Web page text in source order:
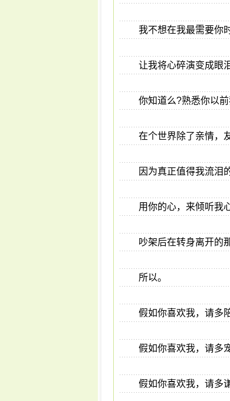
我不想在我最需要你
让我将心碎演变成眼
你知道么?熟悉你以前
在个世界除了亲情，
因为真正值得我流泪
用你的心，来倾听我
吵架后在转身离开的
所以。
假如你喜欢我，请多
假如你喜欢我，请多
假如你喜欢我，请多